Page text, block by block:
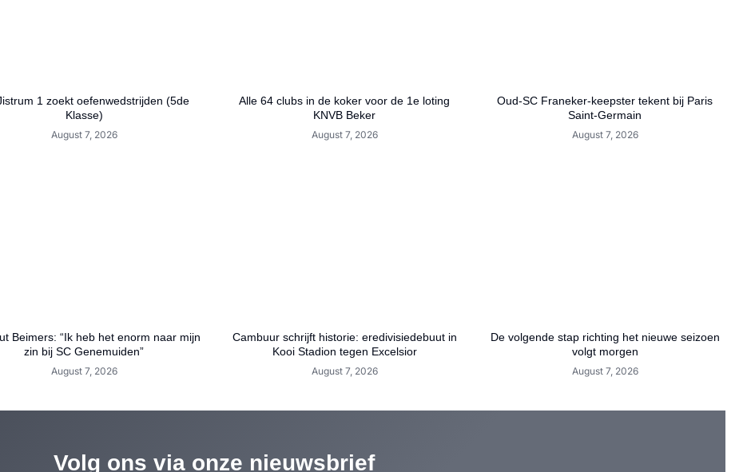
1 zoekt oefenwedstrijden (5de
Klasse)
August 7, 2026
Alle 64 clubs in de koker voor de 1e loting
KNVB Beker
August 7, 2026
Oud-SC Franeker-keepster tekent bij Paris
Saint-Germain
August 7, 2026
Beimers: “Ik heb het enorm naar mijn
zin bij SC Genemuiden”
August 7, 2026
Cambuur schrijft historie: eredivisiedebuut in
Kooi Stadion tegen Excelsior
August 7, 2026
De volgende stap richting het nieuwe seizoen
volgt morgen
August 7, 2026
Volg ons via onze nieuwsbrief